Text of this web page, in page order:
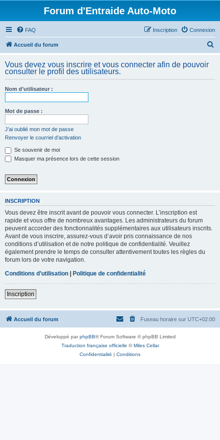
Forum d'Entraide Auto-Moto
FAQ Connexion
Inscription
Accueil du forum
h
Vous devez vous inscrire et vous connecter afin de pouvoir
consulter le profil des utilisateurs.
Nom d’utilisateur :
Mot de passe :
J’ai oublié mon mot de passe
Renvoyer le courriel d’activation
Se souvenir de moi
Masquer ma présence lors de cette session
INSCRIPTION
Vous devez être inscrit avant de pouvoir vous connecter. L’inscription est
rapide et vous offre de nombreux avantages. Les administrateurs du forum
peuvent accorder des fonctionnalités supplémentaires aux utilisateurs inscrits.
Avant de vous inscrire, assurez-vous d’avoir pris connaissance de nos
conditions d’utilisation et de notre politique de confidentialité. Veuillez
également prendre le temps de consulter attentivement toutes les règles du
forum lors de votre navigation.
Conditions d’utilisation | Politique de confidentialité
Inscription
Accueil du forum Fuseau horaire sur UTC+02:00
Développé parphpBB® Forum Software © phpBB Limited
Traduction française officielle ©Miles Cellar
Confidentialité | Conditions